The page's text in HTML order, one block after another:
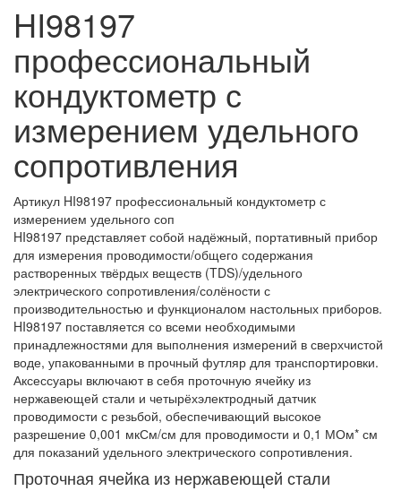
HI98197
профессиональный
кондуктометр с
измерением удельного
сопротивления
Артикул HI98197 профессиональный кондуктометр с
измерением удельного соп
HI98197 представляет собой надёжный, портативный прибор
для измерения проводимости/общего содержания
растворенных твёрдых веществ (TDS)/удельного
электрического сопротивления/солёности с
производительностью и функционалом настольных приборов.
HI98197 поставляется со всеми необходимыми
принадлежностями для выполнения измерений в сверхчистой
воде, упакованными в прочный футляр для транспортировки.
Аксессуары включают в себя проточную ячейку из
нержавеющей стали и четырёхэлектродный датчик
проводимости с резьбой, обеспечивающий высокое
разрешение 0,001 мкСм/см для проводимости и 0,1 МОм* см
для показаний удельного электрического сопротивления.
Проточная ячейка из нержавеющей стали